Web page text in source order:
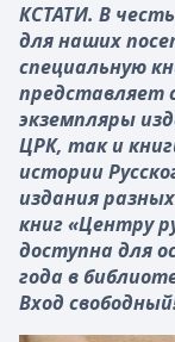
КСТАТИ. В
для наших
специальную
представляет
экземпляры
ЦРК, так и
истории
издания
книг «Центру
доступна для
года в
Вход